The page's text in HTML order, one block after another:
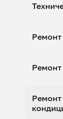
Ремонт